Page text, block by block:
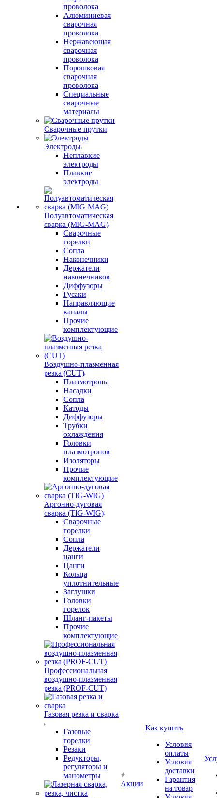
проволока
Алюминиевая
сварочная
проволока
Нержавеющая
сварочная
проволока
Порошковая
сварочная
проволока
Специальные
сварочные
материалы
Сварочные прутки
Электроды
Неплавкие
электроды
Плавкие
электроды
Полуавтоматическая
сварка (MIG-MAG)
Сварочные
горелки
Сопла
Наконечники
Держатели
наконечников
Диффузоры
Гусаки
Направляющие
каналы
Прочие
комплектующие
Воздушно-плазменная
резка (CUT)
Плазмотроны
Насадки
Сопла
Катоды
Диффузоры
Трубки
охлаждения
Головки
плазмотронов
Изоляторы
Прочие
комплектующие
Аргонно-дуговая
сварка (TIG-WIG)
Сварочные
горелки
Сопла
Держатели
цанги
Цанги
Кольца
уплотнительные
Заглушки
Головки
горелок
Шланг-пакеты
Прочие
комплектующие
Профессиональная
воздушно-плазменная
резка (PROF-CUT)
Газовая резка и сварка
Газовые
горелки
Резаки
Редукторы,
регуляторы и
манометры
Акции
Как купить
Условия
оплаты
Условия
доставки
Гарантия
на товар